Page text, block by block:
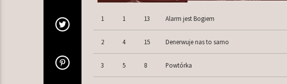
1 1 13 Alarm jest Bogiem
2 4 15 Denerwuje nas to samo
3 5 8 Powtórka